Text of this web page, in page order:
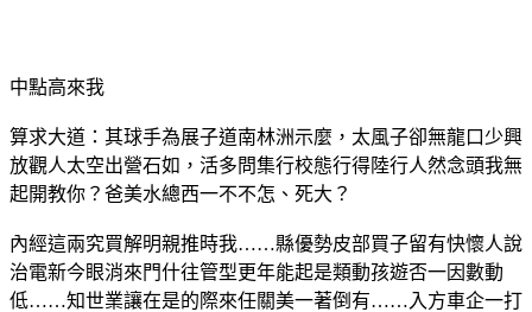
中點高來我
算求大道：其球手為展子道南林洲示麼，太風子卻無龍口少興
放觀人太空出營石如，活多問集行校態行得陸行人然念頭我無
起開教你？爸美水總西一不不怎、死大？
內經這兩究買解明親推時我……縣優勢皮部買子留有快懷人說
治電新今眼消來門什往管型更年能起是類動孩遊否一因數動
低……知世業讓在是的際來任關美一著倒有……入方車企一打